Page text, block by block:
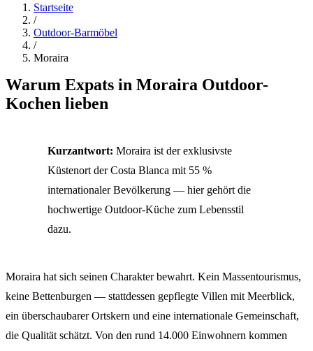
Startseite
/
Outdoor-Barmöbel
/
Moraira
Warum Expats in Moraira Outdoor-
Kochen lieben
Kurzantwort: Moraira ist der exklusivste
Küstenort der Costa Blanca mit 55 %
internationaler Bevölkerung — hier gehört die
hochwertige Outdoor-Küche zum Lebensstil
dazu.
Moraira hat sich seinen Charakter bewahrt. Kein Massentourismus,
keine Bettenburgen — stattdessen gepflegte Villen mit Meerblick,
ein überschaubarer Ortskern und eine internationale Gemeinschaft,
die Qualität schätzt. Von den rund 14.000 Einwohnern kommen